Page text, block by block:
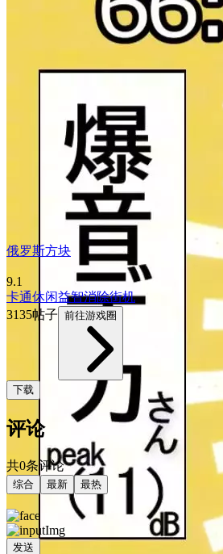
俄罗斯方块
9.1
卡通休闲益智消除街机
3135帖子 前往游戏圈
下载
评论
共0条评论
综合 最新 最热
发送